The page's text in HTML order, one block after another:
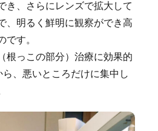
き、さらにレンズで拡大して
、明るく鮮明に観察ができ高
です。
根っこの部分）治療に効果的
、悪いところだけに集中し